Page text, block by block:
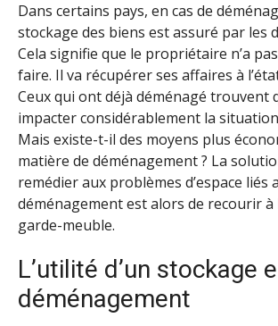
Dans certains pays, en cas de
stockage des biens est assuré par les
Cela signifie que le propriétaire n’a
faire. Il va récupérer ses affaires à
Ceux qui ont déjà déménagé trouvent
impacter considérablement la
Mais existe-t-il des moyens plus
matière de déménagement ? La
remédier aux problèmes d’espace liés
déménagement est alors de recourir à
garde-meuble.
L’utilité d’un stockage
déménagement